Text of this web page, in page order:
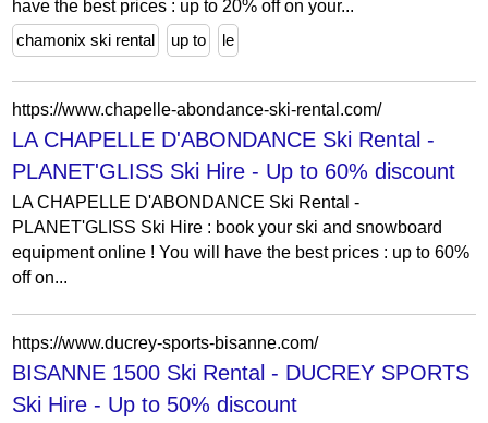
have the best prices : up to 20% off on your...
chamonix ski rental
up to le
https://www.chapelle-abondance-ski-rental.com/
LA CHAPELLE D'ABONDANCE Ski Rental -
PLANET'GLISS Ski Hire - Up to 60% discount
LA CHAPELLE D'ABONDANCE Ski Rental -
PLANET'GLISS Ski Hire : book your ski and snowboard
equipment online ! You will have the best prices : up to 60%
off on...
https://www.ducrey-sports-bisanne.com/
BISANNE 1500 Ski Rental - DUCREY SPORTS
Ski Hire - Up to 50% discount